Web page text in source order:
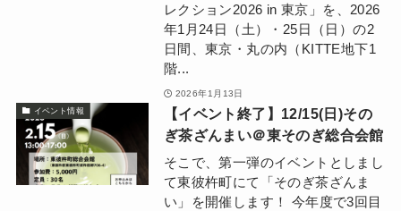
レクション2026 in 東京」を、2026
年1月24日（土）・25日（日）の2
日間、東京・丸の内（KITTE地下1
階...
2026年1月13日
イベント情報
【イベント終了】12/15(日)その
ぎ茶ざんまい＠東そのぎ総合会館
そこで、第一弾のイベントとしまし
て東彼杵町にて「そのぎ茶ざんま
い」を開催します！ 今年度で3回目